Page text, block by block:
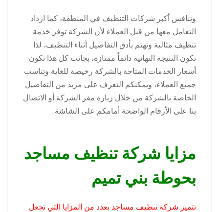
وتنافس أكبر شركات التنظيف في المنطقة، كما ازداد
التعامل معها من قبل العملاء لأن الشركة توفر خدمة
تنظيف مثالية وتهتم بأدق التفاصيل أثناء التنظيف، لذا
تكون النتيجة النهائية دائماً ممتازة، بجانب كل هذا تكون
أسعار الخدمات المتاحة بالشركة رخيصة للغاية وتناسب
جميع العملاء، ويمكنكم التعرف على مزيد من التفاصيل
الخاصة بالشركة من خلال زيارة مقر الشركة أو الاتصال
بنا على الأرقام الواضحة أمامكم على الشاشة.
مزايا شركة تنظيف مساجد
بحوطة بني تميم
تتميز شركة تنظيف مساجد بعدد من المزايا التي تجعل